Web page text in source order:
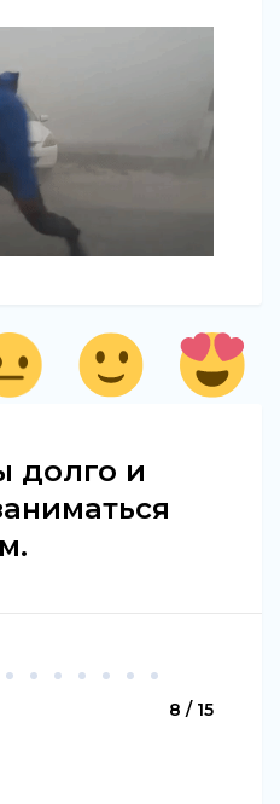
долго и
8 / 15